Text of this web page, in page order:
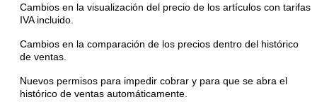
Cambios en la visualización del precio de los artículos con tarifas
IVA incluido.
Cambios en la comparación de los precios dentro del histórico
de ventas.
Nuevos permisos para impedir cobrar y para que se abra el
histórico de ventas automáticamente.